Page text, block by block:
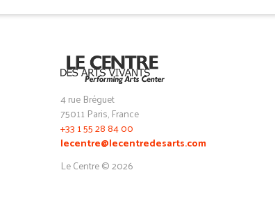
4 rue Bréguet
75011 Paris, France
+33 1 55 28 84 00
lecentre@lecentredesarts.com
Le Centre © 2026